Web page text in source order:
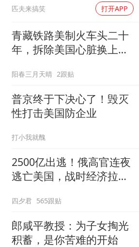
匹夫来搞笑 打开APP
青藏铁路美制火车头二十
年，拆除美国心脏换上绿
阳春三月天晴 2跟贴
普京终于下决心了！毁灭
性打击美国防企业
打小我就醜
2500亿出逃！俄高官连夜
逃亡美国，战时经济拉响
四夕君 565跟贴
郎咸平教授：为子女掏光
积蓄，是你苦难的开始